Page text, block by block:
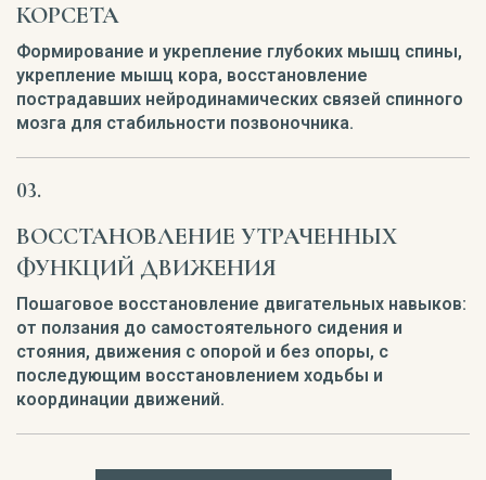
КОРСЕТА
Формирование и укрепление глубоких мышц спины,
укрепление мышц кора, восстановление
пострадавших нейродинамических связей спинного
мозга для стабильности позвоночника.
ВОССТАНОВЛЕНИЕ УТРАЧЕННЫХ
ФУНКЦИЙ ДВИЖЕНИЯ
Пошаговое восстановление двигательных навыков:
от ползания до самостоятельного сидения и
стояния, движения с опорой и без опоры, с
последующим восстановлением ходьбы и
координации движений.